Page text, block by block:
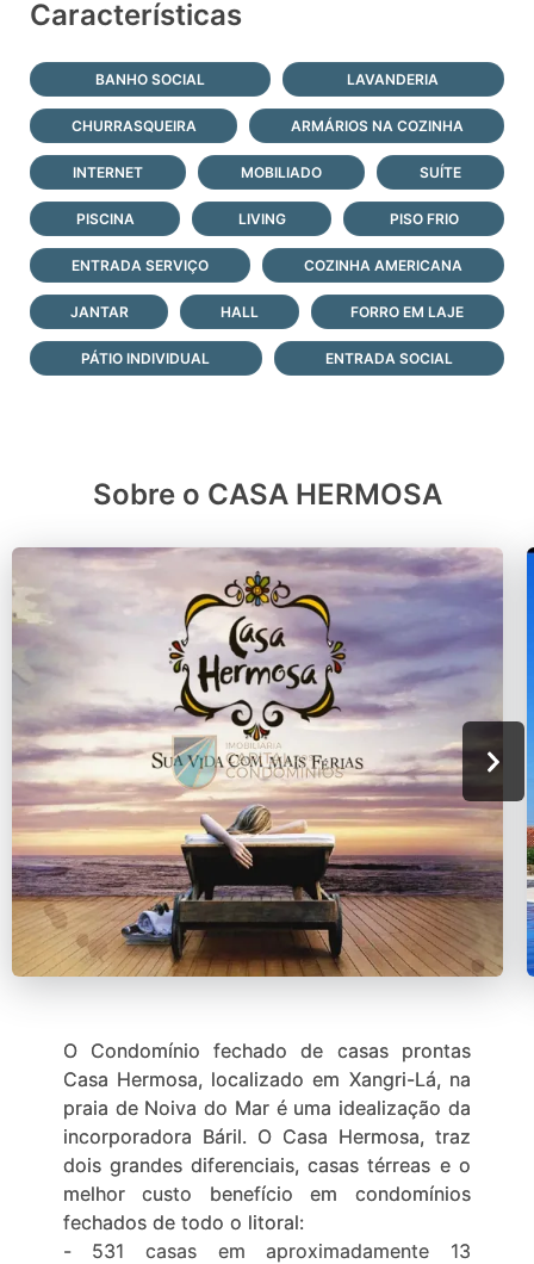
Características
BANHO SOCIAL LAVANDERIA
CHURRASQUEIRA ARMÁRIOS NA COZINHA
INTERNET MOBILIADO SUÍTE
PISCINA LIVING PISO FRIO
ENTRADA SERVIÇO COZINHA AMERICANA
JANTAR HALL FORRO EM LAJE
PÁTIO INDIVIDUAL ENTRADA SOCIAL
Sobre o CASA HERMOSA
O Condomínio fechado de casas prontas
Casa Hermosa, localizado em Xangri-Lá, na
praia de Noiva do Mar é uma idealização da
incorporadora Báril. O Casa Hermosa, traz
dois grandes diferenciais, casas térreas e o
melhor custo benefício em condomínios
fechados de todo o litoral:
- 531 casas em aproximadamente 13